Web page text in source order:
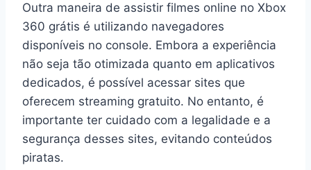
Outra maneira de assistir filmes online no Xbox
360 grátis é utilizando navegadores
disponíveis no console. Embora a experiência
não seja tão otimizada quanto em aplicativos
dedicados, é possível acessar sites que
oferecem streaming gratuito. No entanto, é
importante ter cuidado com a legalidade e a
segurança desses sites, evitando conteúdos
piratas.